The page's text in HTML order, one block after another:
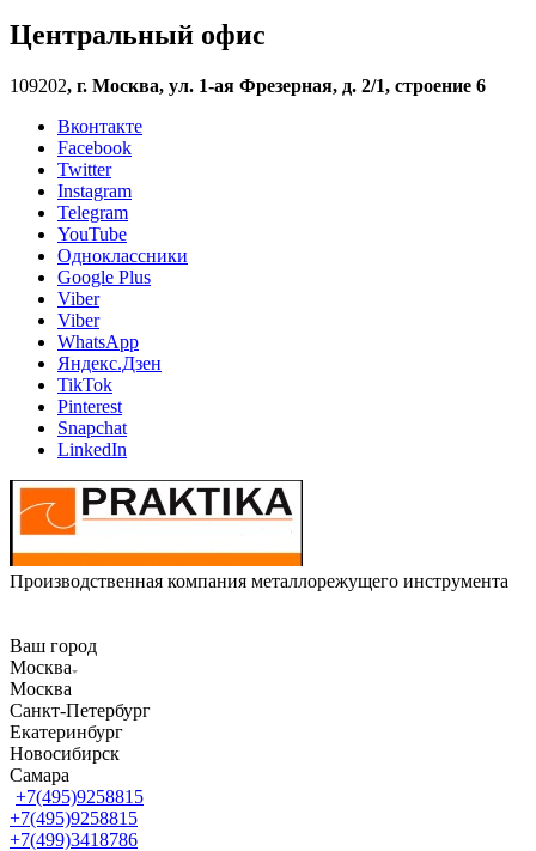
Центральный офис
109202, г. Москва, ул. 1-ая Фрезерная, д. 2/1, строение 6
Вконтакте
Facebook
Twitter
Instagram
Telegram
YouTube
Одноклассники
Google Plus
Viber
Viber
WhatsApp
Яндекс.Дзен
TikTok
Pinterest
Snapchat
LinkedIn
Производственная компания металлорежущего инструмента
Ваш город
Москва
Москва
Санкт-Петербург
Екатеринбург
Новосибирск
Самара
+7(495)9258815
+7(495)9258815
+7(499)3418786